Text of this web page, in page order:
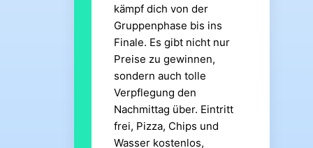
kämpf dich von der
Gruppenphase bis ins
Finale. Es gibt nicht nur
Preise zu gewinnen,
sondern auch tolle
Verpflegung den
Nachmittag über. Eintritt
frei, Pizza, Chips und
Wasser kostenlos,